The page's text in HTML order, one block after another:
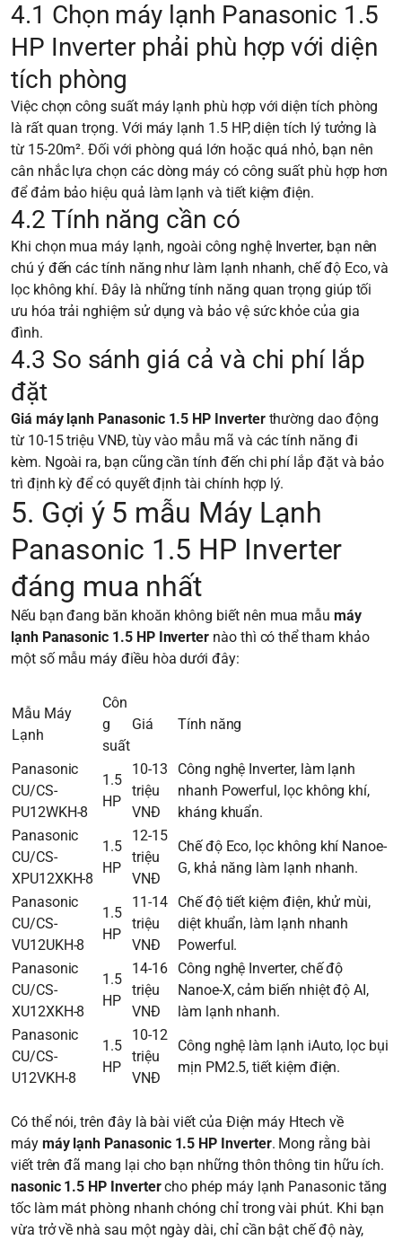
4.1 Chọn máy lạnh Panasonic 1.5
HP Inverter phải phù hợp với diện
tích phòng
Việc chọn công suất máy lạnh phù hợp với diện tích phòng
là rất quan trọng. Với máy lạnh 1.5 HP, diện tích lý tưởng là
từ 15-20m². Đối với phòng quá lớn hoặc quá nhỏ, bạn nên
cân nhắc lựa chọn các dòng máy có công suất phù hợp hơn
để đảm bảo hiệu quả làm lạnh và tiết kiệm điện.
4.2 Tính năng cần có
Khi chọn mua máy lạnh, ngoài công nghệ Inverter, bạn nên
chú ý đến các tính năng như làm lạnh nhanh, chế độ Eco, và
lọc không khí. Đây là những tính năng quan trọng giúp tối
ưu hóa trải nghiệm sử dụng và bảo vệ sức khỏe của gia
đình.
4.3 So sánh giá cả và chi phí lắp
đặt
Giá máy lạnh Panasonic 1.5 HP Inverterthường dao động
từ 10-15 triệu VNĐ, tùy vào mẫu mã và các tính năng đi
kèm. Ngoài ra, bạn cũng cần tính đến chi phí lắp đặt và bảo
trì định kỳ để có quyết định tài chính hợp lý.
5. Gợi ý 5 mẫu Máy Lạnh
Panasonic 1.5 HP Inverter
đáng mua nhất
Nếu bạn đang băn khoăn không biết nên mua mẫu máy
lạnh Panasonic 1.5 HP Inverter nào thì có thể tham khảo
một số mẫu máy điều hòa dưới đây:
Mẫu Máy
Lạnh
Côn
g
suất
Giá Tính năng
Panasonic
CU/CS-
PU12WKH-8
1.5
HP
10-13
triệu
VNĐ
Công nghệ Inverter, làm lạnh
nhanh Powerful, lọc không khí,
kháng khuẩn.
Panasonic
CU/CS-
XPU12XKH-8
1.5
HP
12-15
triệu
VNĐ
Chế độ Eco, lọc không khí Nanoe-
G, khả năng làm lạnh nhanh.
Panasonic
CU/CS-
VU12UKH-8
1.5
HP
11-14
triệu
VNĐ
Chế độ tiết kiệm điện, khử mùi,
diệt khuẩn, làm lạnh nhanh
Powerful.
Panasonic
CU/CS-
XU12XKH-8
1.5
HP
14-16
triệu
VNĐ
Công nghệ Inverter, chế độ
Nanoe-X, cảm biến nhiệt độ AI,
làm lạnh nhanh.
Panasonic
CU/CS-
U12VKH-8
1.5
HP
10-12
triệu
VNĐ
Công nghệ làm lạnh iAuto, lọc bụi
mịn PM2.5, tiết kiệm điện.
Có thể nói, trên đây là bài viết của Điện máy Htech về
máy máy lạnh Panasonic 1.5 HP Inverter. Mong rằng bài
viết trên đã mang lại cho bạn những thôn thông tin hữu ích.
nasonic 1.5 HP Invertercho phép máy lạnh Panasonic tăng
tốc làm mát phòng nhanh chóng chỉ trong vài phút. Khi bạn
vừa trở về nhà sau một ngày dài, chỉ cần bật chế độ này,